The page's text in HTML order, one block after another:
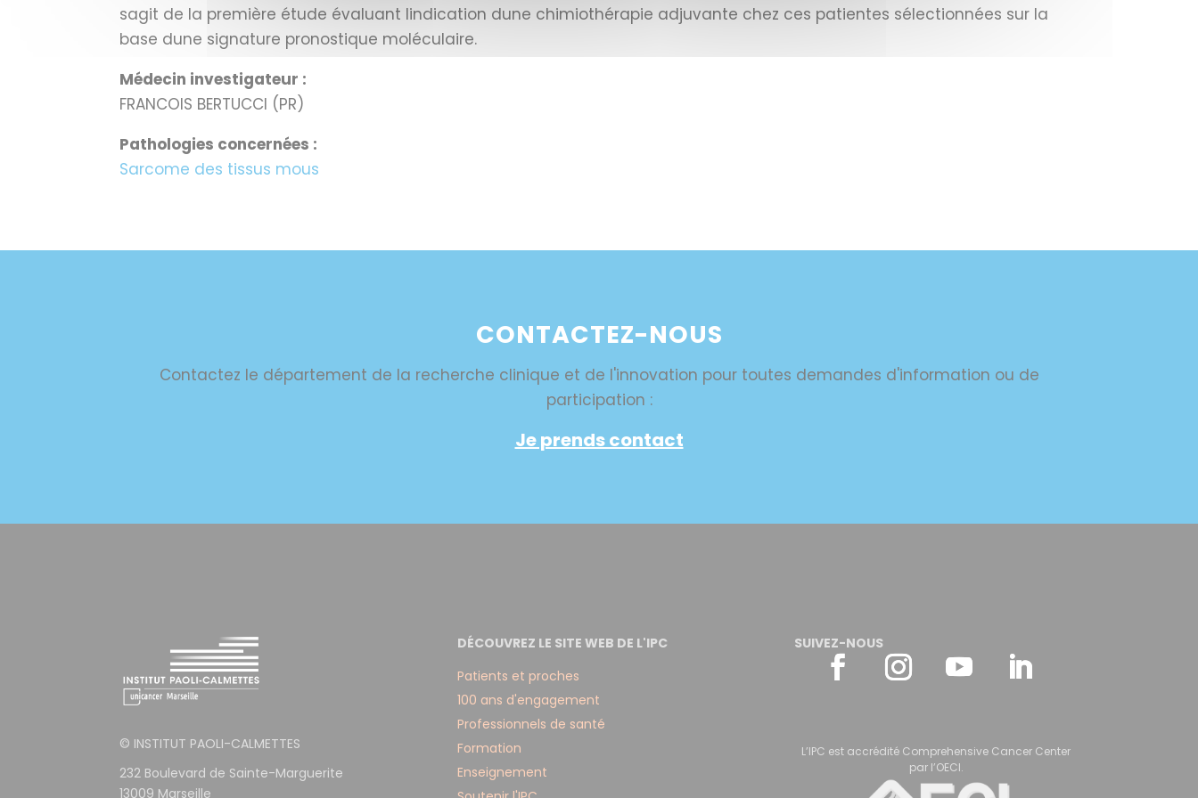
sagit de la première étude évaluant lindication dune chimiothérapie adjuvante chez ces patientes sélectionnées sur la
base dune signature pronostique moléculaire.
Médecin investigateur :
FRANCOIS BERTUCCI (PR)
Pathologies concernées :
Sarcome des tissus mous
CONTACTEZ-NOUS
Contactez le département de la recherche clinique et de l'innovation pour toutes demandes d'information ou de
participation :
Je prends contact
© INSTITUT PAOLI-CALMETTES
232 Boulevard de Sainte-Marguerite
13009 Marseille
DÉCOUVREZ LE SITE WEB DE L'IPC
Patients et proches
100 ans d'engagement
Professionnels de santé
Formation
Enseignement
SUIVEZ-NOUS
L’IPC est accrédité Comprehensive Cancer Center
par l’OECI.